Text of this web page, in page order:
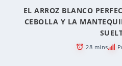
EL ARROZ BLANCO
CEBOLLA Y LA
28 mins